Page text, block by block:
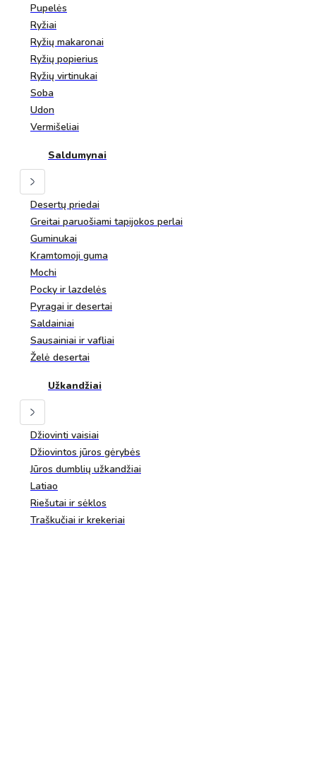
Pupelės
Ryžiai
Ryžių makaronai
Ryžių popierius
Ryžių virtinukai
Soba
Udon
Vermišeliai
Saldumynai
Desertų priedai
Greitai paruošiami tapijokos perlai
Guminukai
Kramtomoji guma
Mochi
Pocky ir lazdelės
Pyragai ir desertai
Saldainiai
Sausainiai ir vafliai
Želė desertai
Užkandžiai
Džiovinti vaisiai
Džiovintos jūros gėrybės
Jūros dumblių užkandžiai
Latiao
Riešutai ir sėklos
Traškučiai ir krekeriai